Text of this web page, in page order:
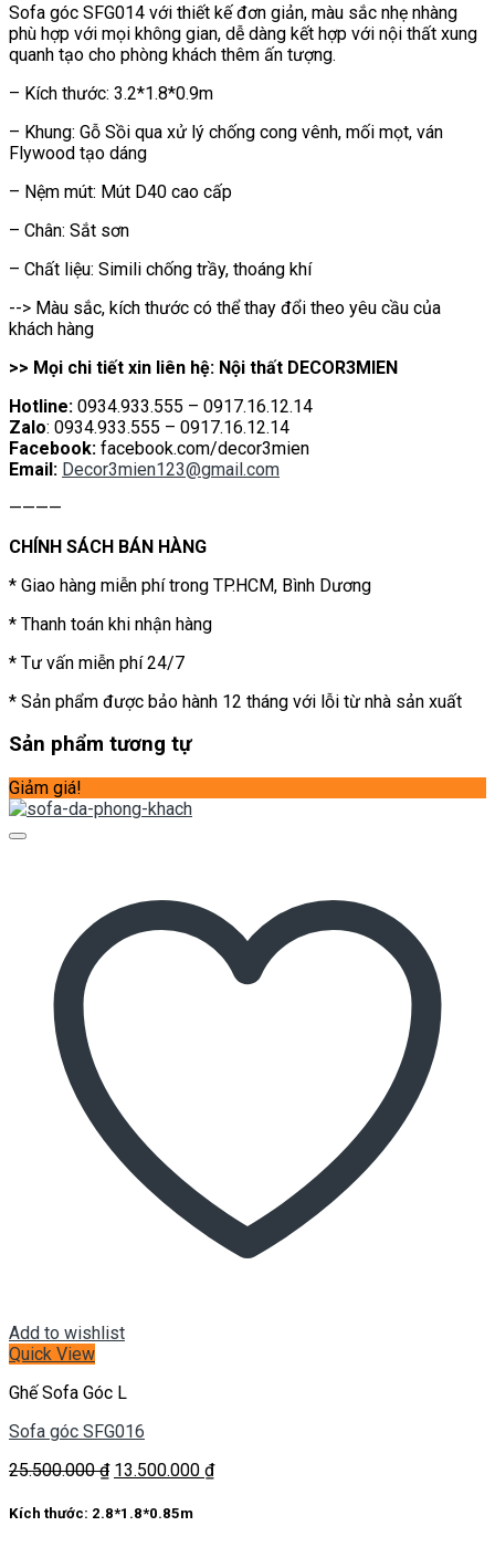
Sofa góc SFG014 với thiết kế đơn giản, màu sắc nhẹ nhàng
phù hợp với mọi không gian, dễ dàng kết hợp với nội thất xung
quanh tạo cho phòng khách thêm ấn tượng.
– Kích thước: 3.2*1.8*0.9m
– Khung: Gỗ Sồi qua xử lý chống cong vênh, mối mọt, ván
Flywood tạo dáng
– Nệm mút: Mút D40 cao cấp
– Chân: Sắt sơn
– Chất liệu: Simili chống trầy, thoáng khí
--> Màu sắc, kích thước có thể thay đổi theo yêu cầu của
khách hàng
>> Mọi chi tiết xin liên hệ: Nội thất DECOR3MIEN
Hotline: 0934.933.555 – 0917.16.12.14
Zalo: 0934.933.555 – 0917.16.12.14
Facebook: facebook.com/decor3mien
Email: Decor3mien123@gmail.com
————
CHÍNH SÁCH BÁN HÀNG
* Giao hàng miễn phí trong TP.HCM, Bình Dương
* Thanh toán khi nhận hàng
* Tư vấn miễn phí 24/7
* Sản phẩm được bảo hành 12 tháng với lỗi từ nhà sản xuất
Sản phẩm tương tự
Giảm giá!
Add to wishlist
Quick View
Ghế Sofa Góc L
Sofa góc SFG016
25.500.000₫ Giá
là:
13.500.000 ₫Giá
Kích thước: 2.8*1.8*0.85m